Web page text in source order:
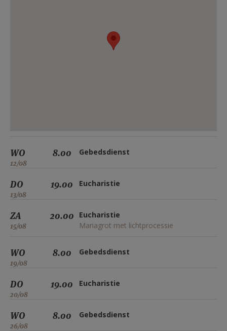
WO
12/08
8.00 Gebedsdienst
DO
13/08
19.00 Eucharistie
ZA
15/08
20.00
Eucharistie
Mariagrot met lichtprocessie
WO
19/08
8.00 Gebedsdienst
DO
20/08
19.00 Eucharistie
WO
26/08
8.00 Gebedsdienst